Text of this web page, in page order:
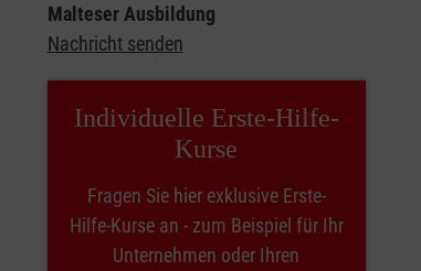
Malteser Ausbildung
Nachricht senden
Individuelle Erste-Hilfe-
Kurse
Fragen Sie hier exklusive Erste-
Hilfe-Kurse an - zum Beispiel für Ihr
Unternehmen oder Ihren